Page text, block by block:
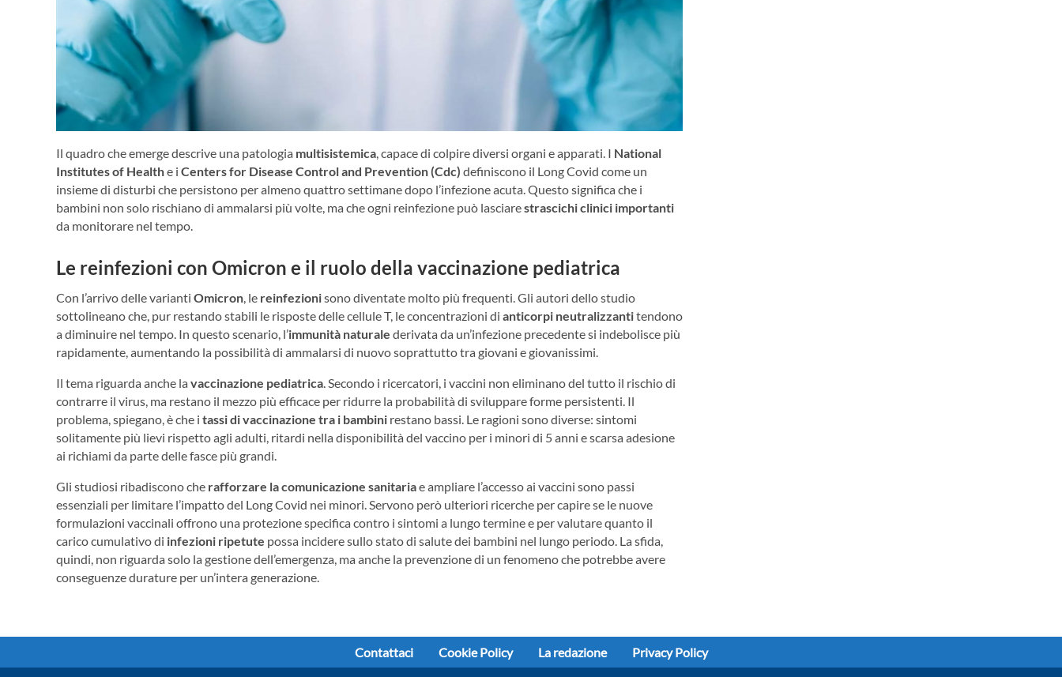
Il quadro che emerge descrive una patologia multisistemica , capace di colpire diversi organi e apparati. I National
Institutes of Healthe i Centers for Disease Control and Prevention (Cdc) definiscono il Long Covid come un
insieme di disturbi che persistono per almeno quattro settimane dopo l’infezione acuta. Questo significa che i
bambini non solo rischiano di ammalarsi più volte, ma che ogni reinfezione può lasciarestrascichi clinici importanti
da monitorare nel tempo.
Le reinfezioni con Omicron e il ruolo della vaccinazione pediatrica
Con l’arrivo delle varianti Omicron, le reinfezionisono diventate molto più frequenti. Gli autori dello studio
sottolineano che, pur restando stabili le risposte delle cellule T, le concentrazioni di anticorpi neutralizzantitendono
a diminuire nel tempo. In questo scenario, l’immunità naturale derivata da un’infezione precedente si indebolisce più
rapidamente, aumentando la possibilità di ammalarsi di nuovo soprattutto tra giovani e giovanissimi.
Il tema riguarda anche la vaccinazione pediatrica. Secondo i ricercatori, i vaccini non eliminano del tutto il rischio di
contrarre il virus, ma restano il mezzo più efficace per ridurre la probabilità di sviluppare forme persistenti. Il
problema, spiegano, è che i tassi di vaccinazione tra i bambini restano bassi. Le ragioni sono diverse: sintomi
solitamente più lievi rispetto agli adulti, ritardi nella disponibilità del vaccino per i minori di 5 anni e scarsa adesione
ai richiami da parte delle fasce più grandi.
Gli studiosi ribadiscono che rafforzare la comunicazione sanitariae ampliare l’accesso ai vaccini sono passi
essenziali per limitare l’impatto del Long Covid nei minori. Servono però ulteriori ricerche per capire se le nuove
formulazioni vaccinali offrono una protezione specifica contro i sintomi a lungo termine e per valutare quanto il
carico cumulativo di infezioni ripetute possa incidere sullo stato di salute dei bambini nel lungo periodo. La sfida,
quindi, non riguarda solo la gestione dell’emergenza, ma anche la prevenzione di un fenomeno che potrebbe avere
conseguenze durature per un’intera generazione.
Contattaci Cookie Policy La redazione Privacy Policy